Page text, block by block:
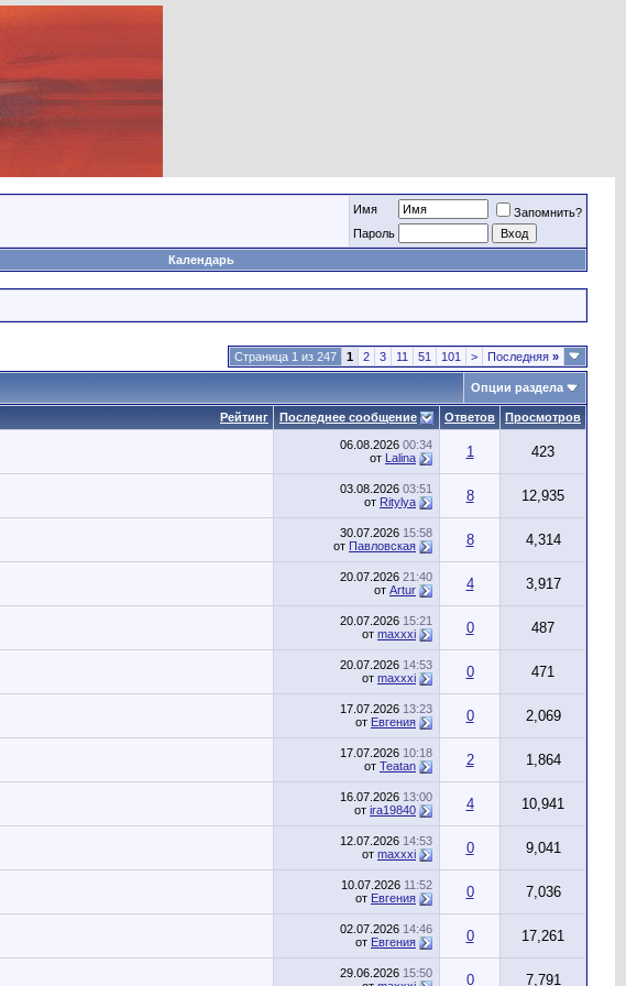
Имя
Запомнить?
Пароль
Календарь
Страница 1 из 247 1 2 3 11 51 101 > Последняя »
Опции раздела
Рейтинг Последнее сообщение Ответов Просмотров
06.08.2026 00:34
от Lalina 1 423
03.08.2026 03:51
от Ritylya 8 12,935
30.07.2026 15:58
от Павловская 8 4,314
20.07.2026 21:40
от Artur 4 3,917
20.07.2026 15:21
от maxxxi 0 487
20.07.2026 14:53
от maxxxi 0 471
17.07.2026 13:23
от Евгения 0 2,069
17.07.2026 10:18
от Teatan 2 1,864
16.07.2026 13:00
от ira19840 4 10,941
12.07.2026 14:53
от maxxxi 0 9,041
10.07.2026 11:52
от Евгения 0 7,036
02.07.2026 14:46
от Евгения 0 17,261
29.06.2026 15:50
0 7,791